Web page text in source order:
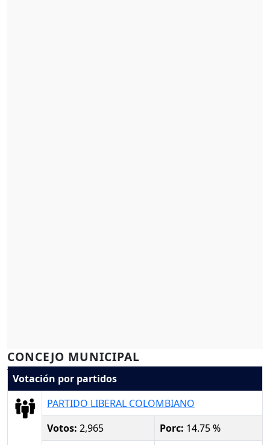
CONCEJO MUNICIPAL
Votación por partidos
PARTIDO LIBERAL COLOMBIANO
Votos: 2,965 Porc: 14.75 %